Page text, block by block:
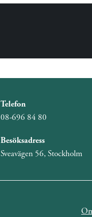
Telefon
08-696 84 80
Besöksadress
Sveavägen 56, Stockholm